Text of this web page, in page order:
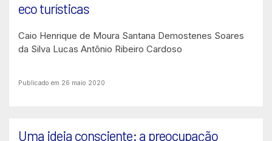
eco turísticas
Caio Henrique de Moura Santana Demostenes Soares
da Silva Lucas Antônio Ribeiro Cardoso
Publicado em 26 maio 2020
Uma ideia consciente: a preocupação